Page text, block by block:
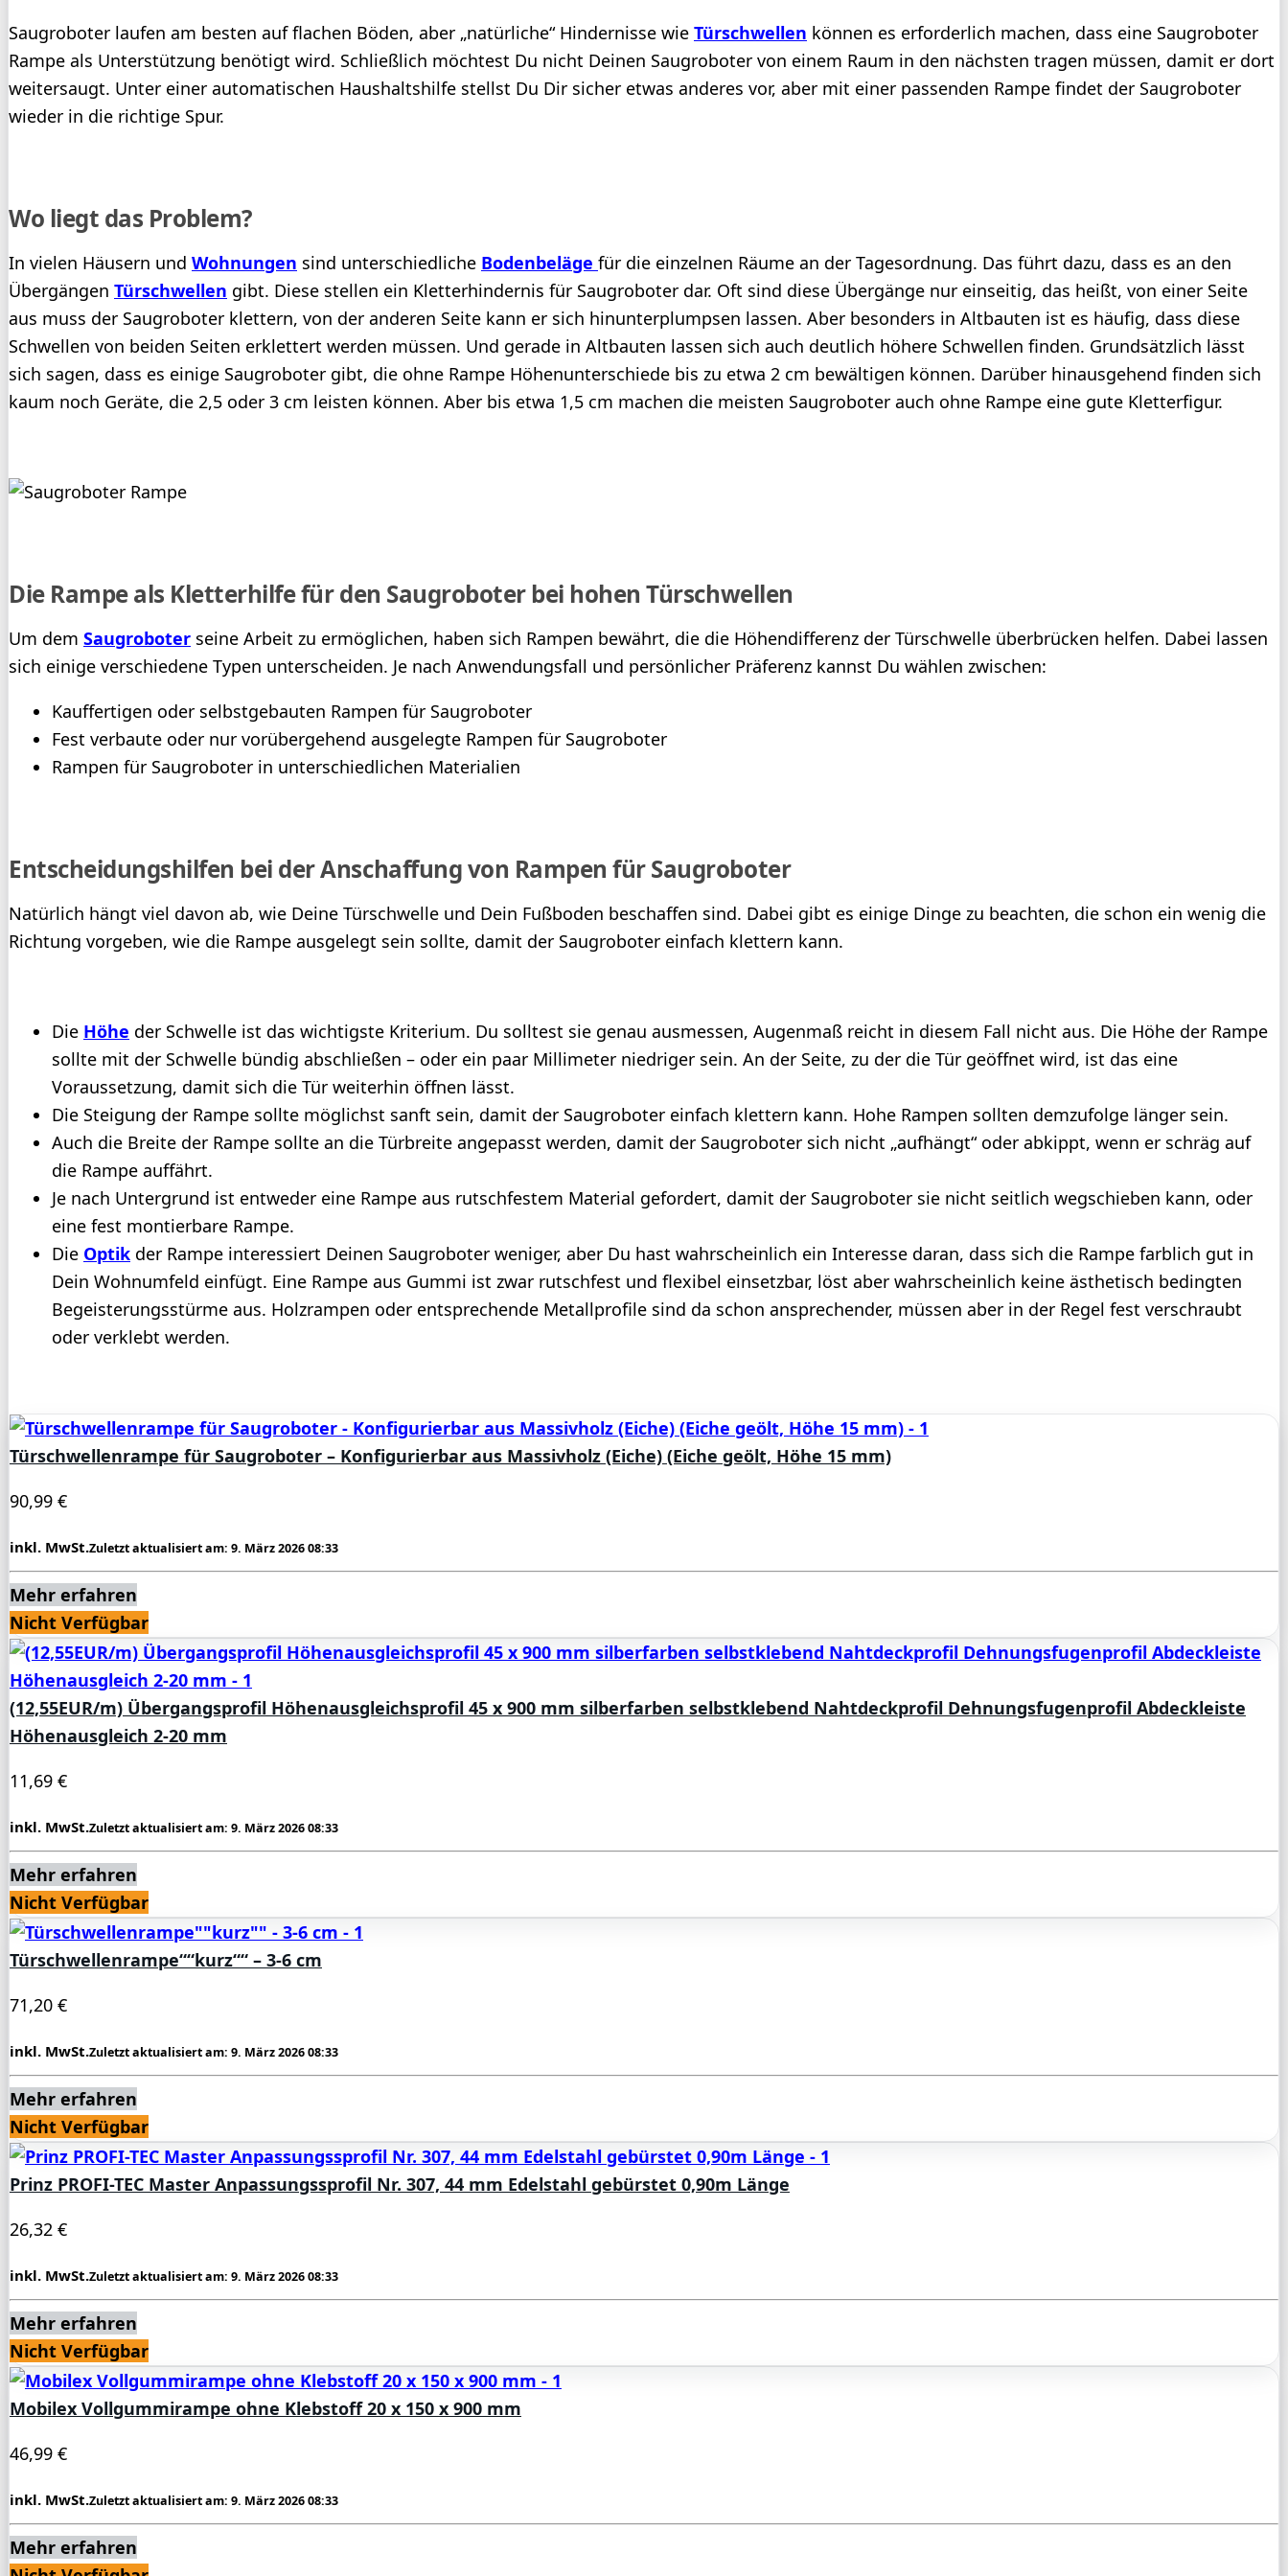
Saugroboter laufen am besten auf flachen Böden, aber „natürliche“ Hindernisse wie Türschwellen können es erforderlich machen, dass eine Saugroboter
Rampe als Unterstützung benötigt wird. Schließlich möchtest Du nicht Deinen Saugroboter von einem Raum in den nächsten tragen müssen, damit er dort
weitersaugt. Unter einer automatischen Haushaltshilfe stellst Du Dir sicher etwas anderes vor, aber mit einer passenden Rampe findet der Saugroboter
wieder in die richtige Spur.
Wo liegt das Problem?
In vielen Häusern und Wohnungen sind unterschiedliche Bodenbeläge für die einzelnen Räume an der Tagesordnung. Das führt dazu, dass es an den
Übergängen Türschwellen gibt. Diese stellen ein Kletterhindernis für Saugroboter dar. Oft sind diese Übergänge nur einseitig, das heißt, von einer Seite
aus muss der Saugroboter klettern, von der anderen Seite kann er sich hinunterplumpsen lassen. Aber besonders in Altbauten ist es häufig, dass diese
Schwellen von beiden Seiten erklettert werden müssen. Und gerade in Altbauten lassen sich auch deutlich höhere Schwellen finden. Grundsätzlich lässt
sich sagen, dass es einige Saugroboter gibt, die ohne Rampe Höhenunterschiede bis zu etwa 2 cm bewältigen können. Darüber hinausgehend finden sich
kaum noch Geräte, die 2,5 oder 3 cm leisten können. Aber bis etwa 1,5 cm machen die meisten Saugroboter auch ohne Rampe eine gute Kletterfigur.
Die Rampe als Kletterhilfe für den Saugroboter bei hohen Türschwellen
Um dem Saugroboter seine Arbeit zu ermöglichen, haben sich Rampen bewährt, die die Höhendifferenz der Türschwelle überbrücken helfen. Dabei lassen
sich einige verschiedene Typen unterscheiden. Je nach Anwendungsfall und persönlicher Präferenz kannst Du wählen zwischen:
Kauffertigen oder selbstgebauten Rampen für Saugroboter
Fest verbaute oder nur vorübergehend ausgelegte Rampen für Saugroboter
Rampen für Saugroboter in unterschiedlichen Materialien
Entscheidungshilfen bei der Anschaffung von Rampen für Saugroboter
Natürlich hängt viel davon ab, wie Deine Türschwelle und Dein Fußboden beschaffen sind. Dabei gibt es einige Dinge zu beachten, die schon ein wenig die
Richtung vorgeben, wie die Rampe ausgelegt sein sollte, damit der Saugroboter einfach klettern kann.
Die Höhe der Schwelle ist das wichtigste Kriterium. Du solltest sie genau ausmessen, Augenmaß reicht in diesem Fall nicht aus. Die Höhe der Rampe
sollte mit der Schwelle bündig abschließen – oder ein paar Millimeter niedriger sein. An der Seite, zu der die Tür geöffnet wird, ist das eine
Voraussetzung, damit sich die Tür weiterhin öffnen lässt.
Die Steigung der Rampe sollte möglichst sanft sein, damit der Saugroboter einfach klettern kann. Hohe Rampen sollten demzufolge länger sein.
Auch die Breite der Rampe sollte an die Türbreite angepasst werden, damit der Saugroboter sich nicht „aufhängt“ oder abkippt, wenn er schräg auf
die Rampe auffährt.
Je nach Untergrund ist entweder eine Rampe aus rutschfestem Material gefordert, damit der Saugroboter sie nicht seitlich wegschieben kann, oder
eine fest montierbare Rampe.
Die Optik der Rampe interessiert Deinen Saugroboter weniger, aber Du hast wahrscheinlich ein Interesse daran, dass sich die Rampe farblich gut in
Dein Wohnumfeld einfügt. Eine Rampe aus Gummi ist zwar rutschfest und flexibel einsetzbar, löst aber wahrscheinlich keine ästhetisch bedingten
Begeisterungsstürme aus. Holzrampen oder entsprechende Metallprofile sind da schon ansprechender, müssen aber in der Regel fest verschraubt
oder verklebt werden.
Türschwellenrampe für Saugroboter – Konfigurierbar aus Massivholz (Eiche) (Eiche geölt, Höhe 15 mm)
90,99 €
inkl. MwSt.Zuletzt aktualisiert am: 9. März 2026 08:33
Mehr erfahren
Nicht Verfügbar
(12,55EUR/m) Übergangsprofil Höhenausgleichsprofil 45 x 900 mm silberfarben selbstklebend Nahtdeckprofil Dehnungsfugenprofil Abdeckleiste
Höhenausgleich 2-20 mm
11,69 €
inkl. MwSt.Zuletzt aktualisiert am: 9. März 2026 08:33
Mehr erfahren
Nicht Verfügbar
Türschwellenrampe““kurz““ – 3-6 cm
71,20 €
inkl. MwSt.Zuletzt aktualisiert am: 9. März 2026 08:33
Mehr erfahren
Nicht Verfügbar
Prinz PROFI-TEC Master Anpassungssprofil Nr. 307, 44 mm Edelstahl gebürstet 0,90m Länge
26,32 €
inkl. MwSt.Zuletzt aktualisiert am: 9. März 2026 08:33
Mehr erfahren
Nicht Verfügbar
Mobilex Vollgummirampe ohne Klebstoff 20 x 150 x 900 mm
46,99 €
inkl. MwSt.Zuletzt aktualisiert am: 9. März 2026 08:33
Mehr erfahren